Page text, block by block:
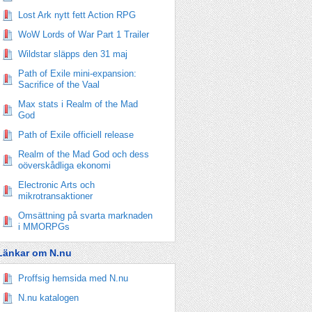
Lost Ark nytt fett Action RPG
WoW Lords of War Part 1 Trailer
Wildstar släpps den 31 maj
Path of Exile mini-expansion:
Sacrifice of the Vaal
Max stats i Realm of the Mad
God
Path of Exile officiell release
Realm of the Mad God och dess
oöverskådliga ekonomi
Electronic Arts och
mikrotransaktioner
Omsättning på svarta marknaden
i MMORPGs
om N.nu
Proffsig hemsida med N.nu
N.nu katalogen